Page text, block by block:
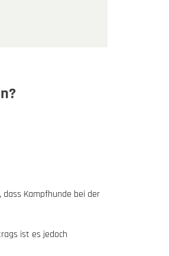
dass Kampfhunde bei der
ist es jedoch